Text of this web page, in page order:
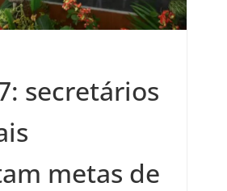
secretários
metas de